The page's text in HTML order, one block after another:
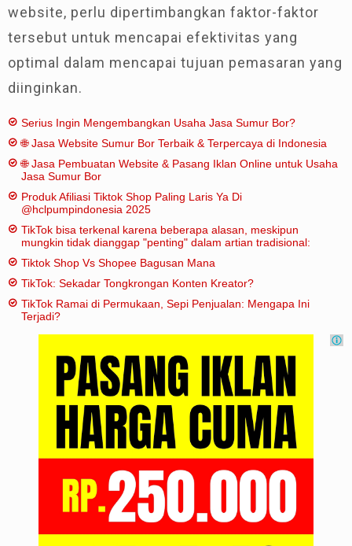
website, perlu dipertimbangkan faktor-faktor
tersebut untuk mencapai efektivitas yang
optimal dalam mencapai tujuan pemasaran yang
diinginkan.
Serius Ingin Mengembangkan Usaha Jasa Sumur Bor?
🌐 Jasa Website Sumur Bor Terbaik & Terpercaya di Indonesia
🌐 Jasa Pembuatan Website & Pasang Iklan Online untuk Usaha
Jasa Sumur Bor
Produk Afiliasi Tiktok Shop Paling Laris Ya Di
@hclpumpindonesia 2025
TikTok bisa terkenal karena beberapa alasan, meskipun
mungkin tidak dianggap "penting" dalam artian tradisional:
Tiktok Shop Vs Shopee Bagusan Mana
TikTok: Sekadar Tongkrongan Konten Kreator?
TikTok Ramai di Permukaan, Sepi Penjualan: Mengapa Ini
Terjadi?